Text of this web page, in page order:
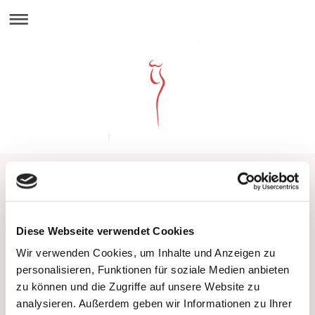
Diese Webseite verwendet Cookies
Wir verwenden Cookies, um Inhalte und Anzeigen zu
personalisieren, Funktionen für soziale Medien anbieten
zu können und die Zugriffe auf unsere Website zu
analysieren. Außerdem geben wir Informationen zu Ihrer
Schwangerschaft
Wir begleiten Sie bei jedem Schritt Ihrer Schwangerschaft. Von
der Mutterschaftsvorsorge angefangen, über den
Entbindungstermin, den Mutterpass,
Ultraschalluntersuchungen bis hin zu Laboruntersuchungen